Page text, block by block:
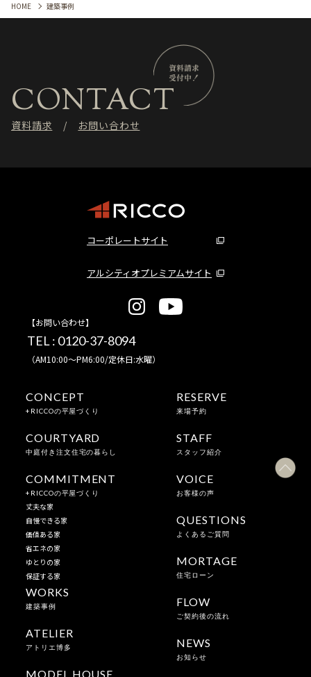
HOME 建築事例
CONTACT
資料請求 お問い合わせ
コーポレートサイト
アルシティオプレミアムサイト
【お問い合わせ】
TEL : 0120-37-8094
（AM10:00～PM6:00/定休日:水曜）
CONCEPT
+RICCOの平屋づくり
COURTYARD
中庭付き注文住宅の暮らし
COMMITMENT
+RICCOの平屋づくり
丈夫な家
自慢できる家
価値ある家
省エネの家
ゆとりの家
保証する家
WORKS
建築事例
ATELIER
アトリエ博多
MODEL HOUSE
RESERVE
来場予約
STAFF
スタッフ紹介
VOICE
お客様の声
QUESTIONS
よくあるご質問
MORTAGE
住宅ローン
FLOW
ご契約後の流れ
NEWS
お知らせ